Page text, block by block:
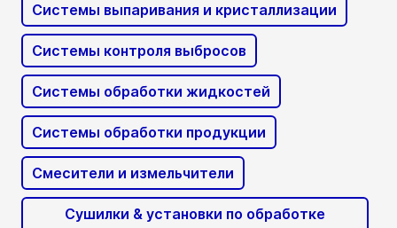
Системы выпаривания и кристаллизации
Системы контроля выбросов
Системы обработки жидкостей
Системы обработки продукции
Смесители и измельчители
Сушилки & установки по обработке